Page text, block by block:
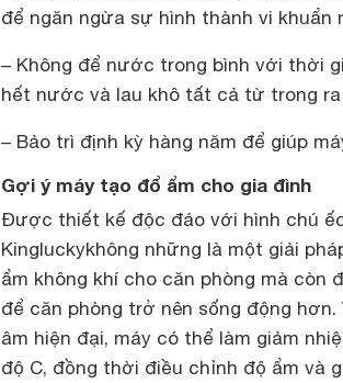
để ngăn ngừa sự hình thành vi khuẩn
– Không để nước trong bình với thời
hết nước và lau khô tất cả từ trong ra
– Bảo trì định kỳ hàng năm để giúp
Gợi ý máy tạo đổ ẩm cho gia đình
Được thiết kế độc đáo với hình chú
Kingluckykhông những là một giải
ẩm không khí cho căn phòng mà còn
để căn phòng trở nên sống động
âm hiện đại, máy có thể làm giảm
độ C, đồng thời điều chỉnh độ ẩm và